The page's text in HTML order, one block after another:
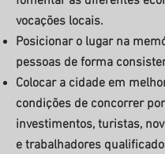
vocações locais.
Posicionar o lugar na
pessoas de forma
Colocar a cidade em
condições de concorrer por
investimentos, turistas,
e trabalhadores